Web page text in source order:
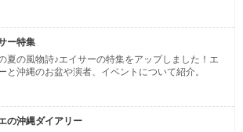
ー特集
夏の風物詩♪エイサーの特集をアップしました！エ
と沖縄のお盆や演者、イベントについて紹介。
の沖縄ダイアリー